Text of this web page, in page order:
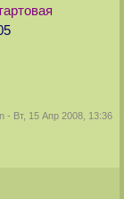
- Вт, 15 Апр 2008, 13:36